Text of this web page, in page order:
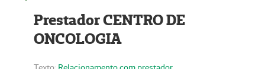
Prestador CENTRO DE
ONCOLOGIA